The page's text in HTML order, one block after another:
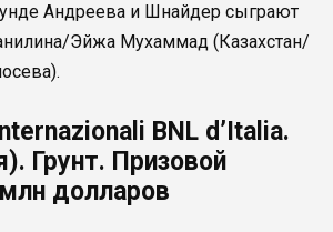
Андреева и Шнайдер сыграют
Эйжа Мухаммад (Казахстан/
BNL d’Italia.
Грунт. Призовой
долларов